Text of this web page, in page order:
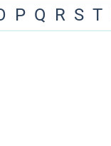
P Q R S T